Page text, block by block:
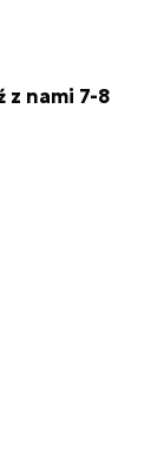
z nami 7-8